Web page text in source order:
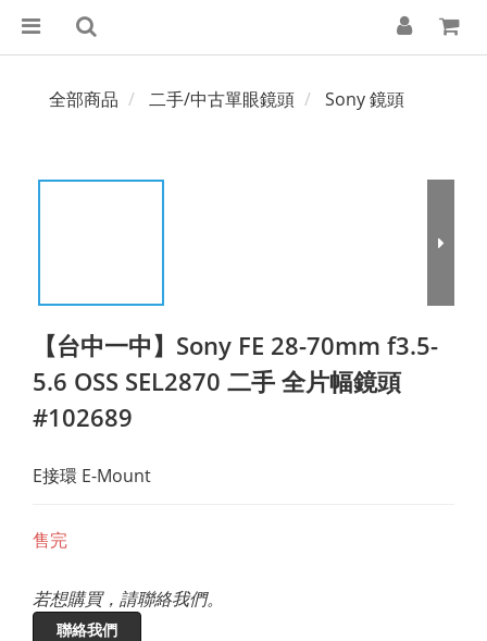
全部商品 二手/中古單眼鏡頭 Sony 鏡頭
【台中一中】Sony FE 28-70mm f3.5-
5.6 OSS SEL2870 二手 全片幅鏡頭
#102689
E接環 E-Mount
售完
若想購買，請聯絡我們。
聯絡我們